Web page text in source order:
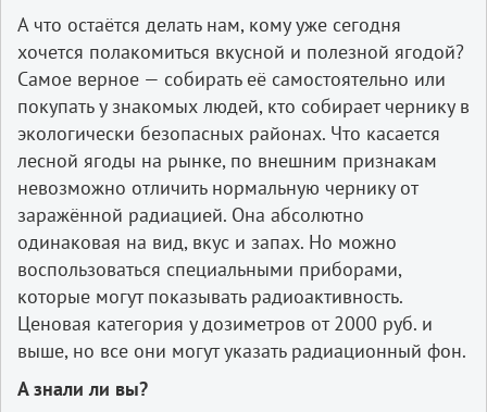
А что остаётся делать нам, кому уже сегодня
хочется полакомиться вкусной и полезной ягодой?
Самое верное — собирать её самостоятельно или
покупать у знакомых людей, кто собирает чернику в
экологически безопасных районах. Что касается
лесной ягоды на рынке, по внешним признакам
невозможно отличить нормальную чернику от
заражённой радиацией. Она абсолютно
одинаковая на вид, вкус и запах. Но можно
воспользоваться специальными приборами,
которые могут показывать радиоактивность.
Ценовая категория у дозиметров от 2000 руб. и
выше, но все они могут указать радиационный фон.
А знали ли вы?